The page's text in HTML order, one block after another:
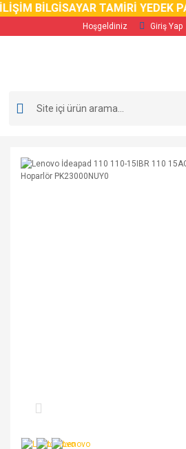
BİLGİSAYAR TAMİRİ YEDEK
Hoşgeldiniz Giriş Yap